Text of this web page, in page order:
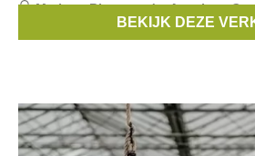
Merken:Riverwoods,American
BEKIJK DEZE